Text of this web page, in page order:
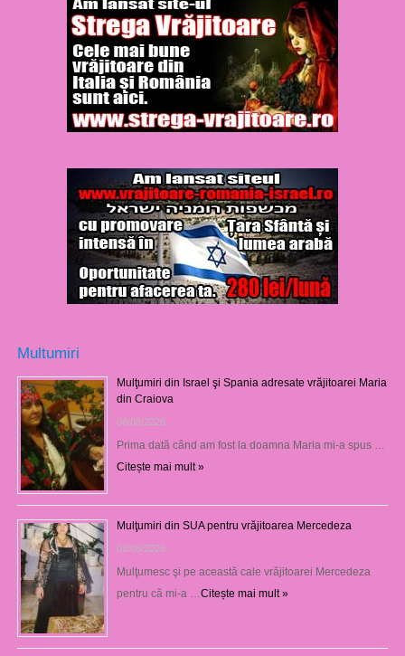
Multumiri
Mulţumiri din Israel şi Spania adresate vrăjitoarei Maria
din Craiova
08/08/2026
Prima dată când am fost la doamna Maria mi-a spus …
Citește mai mult »
Mulţumiri din SUA pentru vrăjitoarea Mercedeza
08/08/2026
Mulţumesc şi pe această cale vrăjitoarei Mercedeza
pentru că mi-a … Citește mai mult »